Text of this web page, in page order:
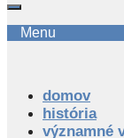
Menu
domov
história
významné